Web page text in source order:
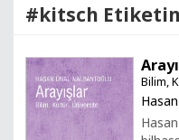
#kitsch
Bilim,